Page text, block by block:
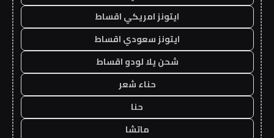
ايتونز امريكي اقساط
ايتونز سعودي اقساط
شحن يلا لودو اقساط
حناء شعر
حنا
ماتشا